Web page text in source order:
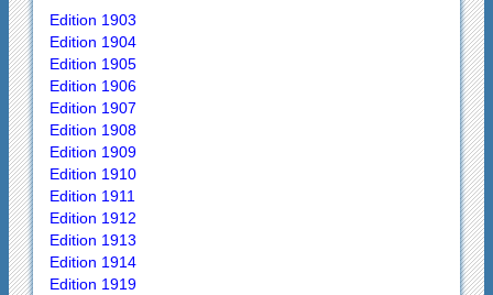
Edition 1903
Edition 1904
Edition 1905
Edition 1906
Edition 1907
Edition 1908
Edition 1909
Edition 1910
Edition 1911
Edition 1912
Edition 1913
Edition 1914
Edition 1919